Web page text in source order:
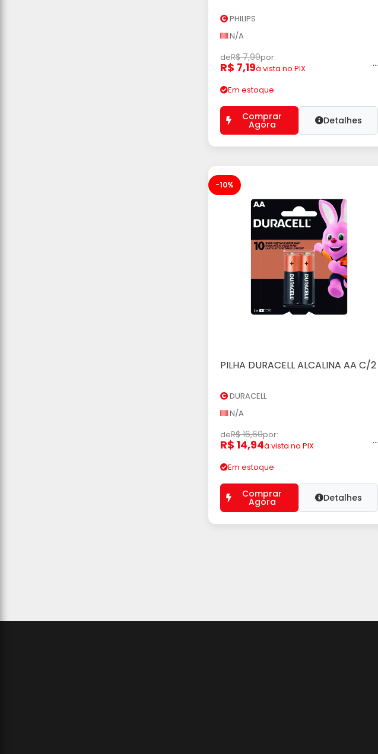
PHILIPS
N/A
deR$ 7,99por:
R$ 7,19à vista no PIX ...
Em estoque
Comprar
Agora Detalhes
-10%
Adicionar ao Carrinho
PILHA DURACELL ALCALINA AA C/2
DURACELL
N/A
deR$ 16,60por:
R$ 14,94à vista no PIX ...
Em estoque
Comprar
Agora Detalhes